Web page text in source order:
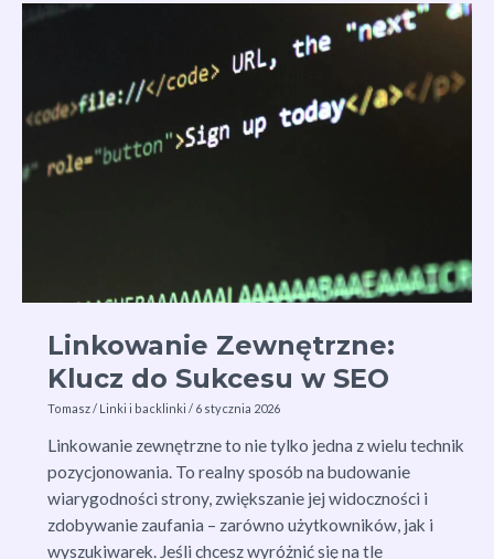
Link,
Stronę?
Linkowanie Zewnętrzne:
Klucz do Sukcesu w SEO
Tomasz/ Linki i backlinki / 6 stycznia 2026
Linkowanie zewnętrzne to nie tylko jedna z wielu technik
pozycjonowania. To realny sposób na budowanie
wiarygodności strony, zwiększanie jej widoczności i
zdobywanie zaufania – zarówno użytkowników, jak i
wyszukiwarek. Jeśli chcesz wyróżnić się na tle